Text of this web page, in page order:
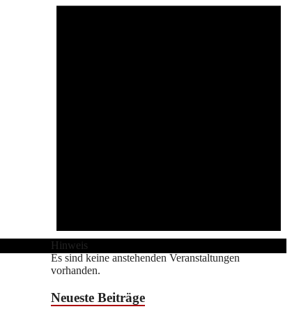
Hinweis
Es sind keine anstehenden Veranstaltungen
vorhanden.
Neueste Beiträge